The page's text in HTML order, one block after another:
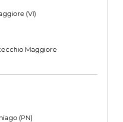
(VI)
Maggiore
(PN)